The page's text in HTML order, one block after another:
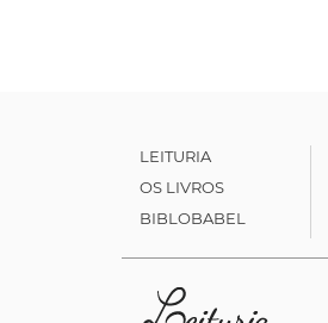
LEITURIA
OS LIVROS
BIBLOBABEL